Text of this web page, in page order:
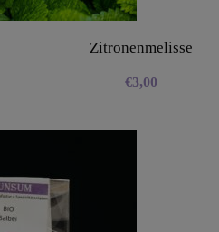
Zitronenmelisse
€3,00